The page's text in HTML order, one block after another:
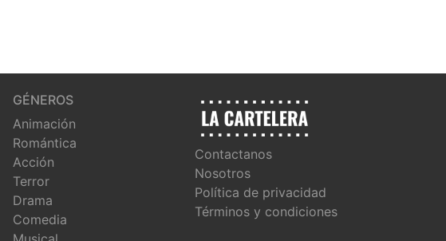
GÉNEROS
Animación
Romántica
Acción
Terror
Drama
Comedia
Contactanos
Nosotros
Política de privacidad
Términos y condiciones